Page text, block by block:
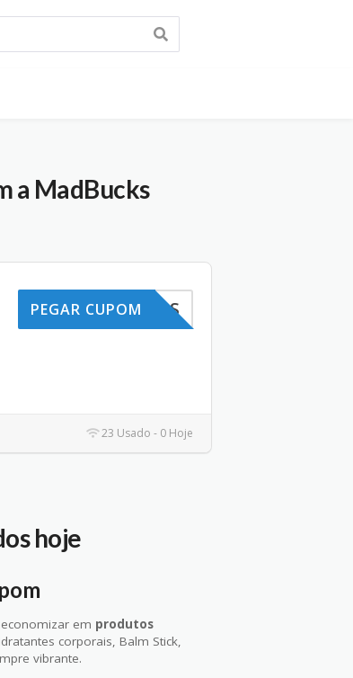
a MadBucks
EACHADOS
PEGAR CUPOM
23 Usado - 0 Hoje
hoje
em produtos
corporais, Balm Stick,
vibrante.